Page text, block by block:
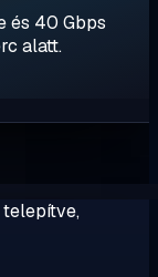
és 40 Gbps
alatt.